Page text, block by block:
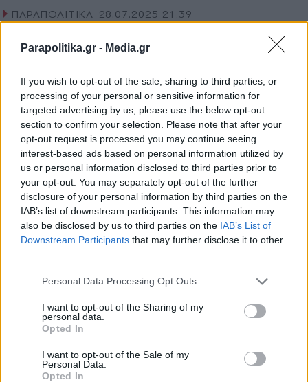
Parapolitika.gr - Media.gr
If you wish to opt-out of the sale, sharing to third parties, or
processing of your personal or sensitive information for
targeted advertising by us, please use the below opt-out
section to confirm your selection. Please note that after your
opt-out request is processed you may continue seeing
interest-based ads based on personal information utilized by
us or personal information disclosed to third parties prior to
your opt-out. You may separately opt-out of the further
disclosure of your personal information by third parties on the
IAB’s list of downstream participants. This information may
also be disclosed by us to third parties on the IAB’s List of
Downstream Participants that may further disclose it to other
Personal Data Processing Opt Outs
I want to opt-out of the Sharing of my
personal data.
Opted In
I want to opt-out of the Sale of my
Personal Data.
Opted In
ΠΑΡΑΠΟΛΙΤΙΚΑ 28.07.2025 21:39
Η Μακρή απαντά στον Μπέο:
"Βοσκοπούλα είμαι! Eπιδότηση από τον
ΟΠΕΚΕΠΕ ούτε ζήτησα, ούτε πήρα"
Εγγραφή στο newsletter
Αποδέχομαι τους
και την πολιτική απορρήτου